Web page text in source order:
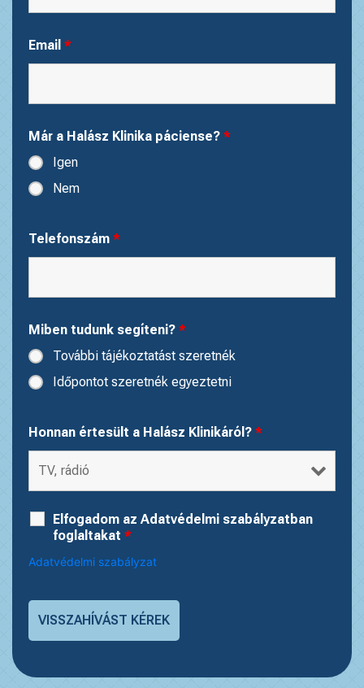
Email *
Már a Halász Klinika páciense? *
Igen
Nem
Telefonszám *
Miben tudunk segíteni? *
További tájékoztatást szeretnék
Időpontot szeretnék egyeztetni
Honnan értesült a Halász Klinikáról? *
Elfogadom az Adatvédelmi szabályzatban
foglaltakat *
Adatvédelmi szabályzat